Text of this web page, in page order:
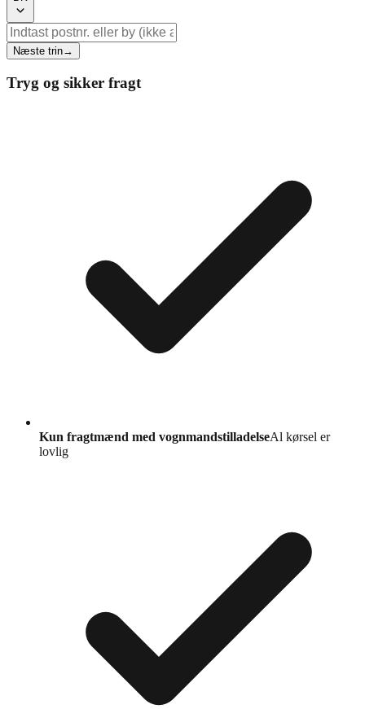
Næste trin→
Tryg og sikker fragt
Kun fragtmænd med vognmandstilladelseAl kørsel er
lovlig